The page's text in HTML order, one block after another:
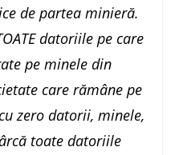
de partea minieră.
datoriile pe care
pe minele din
care rămâne pe
zero datorii, minele,
toate datoriile